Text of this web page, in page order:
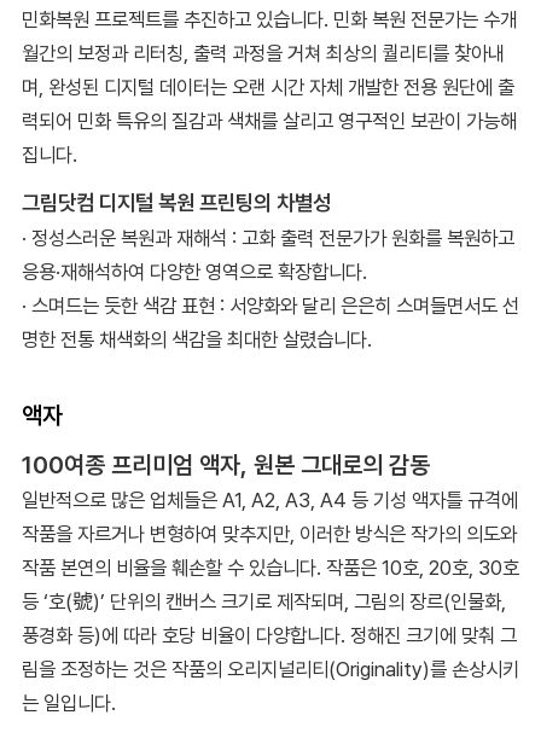
민화복원 프로젝트를 추진하고 있습니다. 민화 복원 전문가는 수개
월간의 보정과 리터칭, 출력 과정을 거쳐 최상의 퀄리티를 찾아내
며, 완성된 디지털 데이터는 오랜 시간 자체 개발한 전용 원단에 출
력되어 민화 특유의 질감과 색채를 살리고 영구적인 보관이 가능해
집니다.
그림닷컴 디지털 복원 프린팅의 차별성
· 정성스러운 복원과 재해석 : 고화 출력 전문가가 원화를 복원하고
응용·재해석하여 다양한 영역으로 확장합니다.
· 스며드는 듯한 색감 표현 : 서양화와 달리 은은히 스며들면서도 선
명한 전통 채색화의 색감을 최대한 살렸습니다.
액자
100여종 프리미엄 액자, 원본 그대로의 감동
일반적으로 많은 업체들은 A1, A2, A3, A4 등 기성 액자틀 규격에
작품을 자르거나 변형하여 맞추지만, 이러한 방식은 작가의 의도와
작품 본연의 비율을 훼손할 수 있습니다. 작품은 10호, 20호, 30호
등 ‘호(號)’ 단위의 캔버스 크기로 제작되며, 그림의 장르(인물화,
풍경화 등)에 따라 호당 비율이 다양합니다. 정해진 크기에 맞춰 그
림을 조정하는 것은 작품의 오리지널리티(Originality)를 손상시키
는 일입니다.